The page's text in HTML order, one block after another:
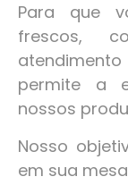
Para que
frescos,
permite a
nossos
Nosso
em sua